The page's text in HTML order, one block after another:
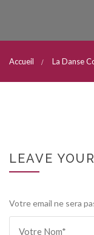
Accueil La Danse
LEAVE
Votre email ne sera